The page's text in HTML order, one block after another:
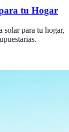
tu Hogar
solar para tu hogar,